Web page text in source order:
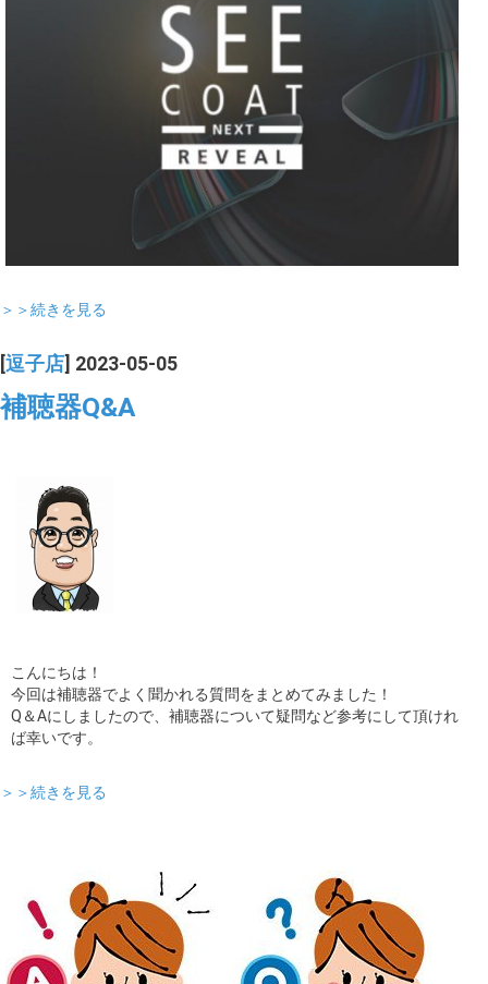
＞＞続きを見る
逗子店 ] 2023-05-05
補聴器Q&A
こんにちは！
今回は補聴器でよく聞かれる質問をまとめてみました！
Q＆Aにしましたので、補聴器について疑問など参考にして頂けれ
ば幸いです。
＞＞続きを見る